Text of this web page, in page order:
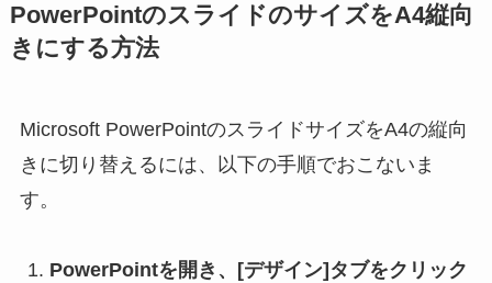
PowerPointのスライドのサイズをA4縦向
きにする方法
Microsoft PowerPointのスライドサイズをA4の縦向
きに切り替えるには、以下の手順でおこないま
す。
PowerPointを開き、[デザイン]タブをクリック